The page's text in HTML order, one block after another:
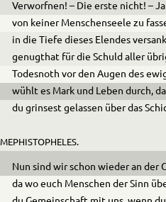
Verworfnen! – Die erste nicht! –
von keiner Menschenseele zu
in die Tiefe dieses Elendes
genugthat für die Schuld aller
Todesnoth vor den Augen des
wühlt es Mark und Leben durch,
du grinsest gelassen über das
MEPHISTOPHELES.
Nun sind wir schon wieder an der
da wo euch Menschen der Sinn